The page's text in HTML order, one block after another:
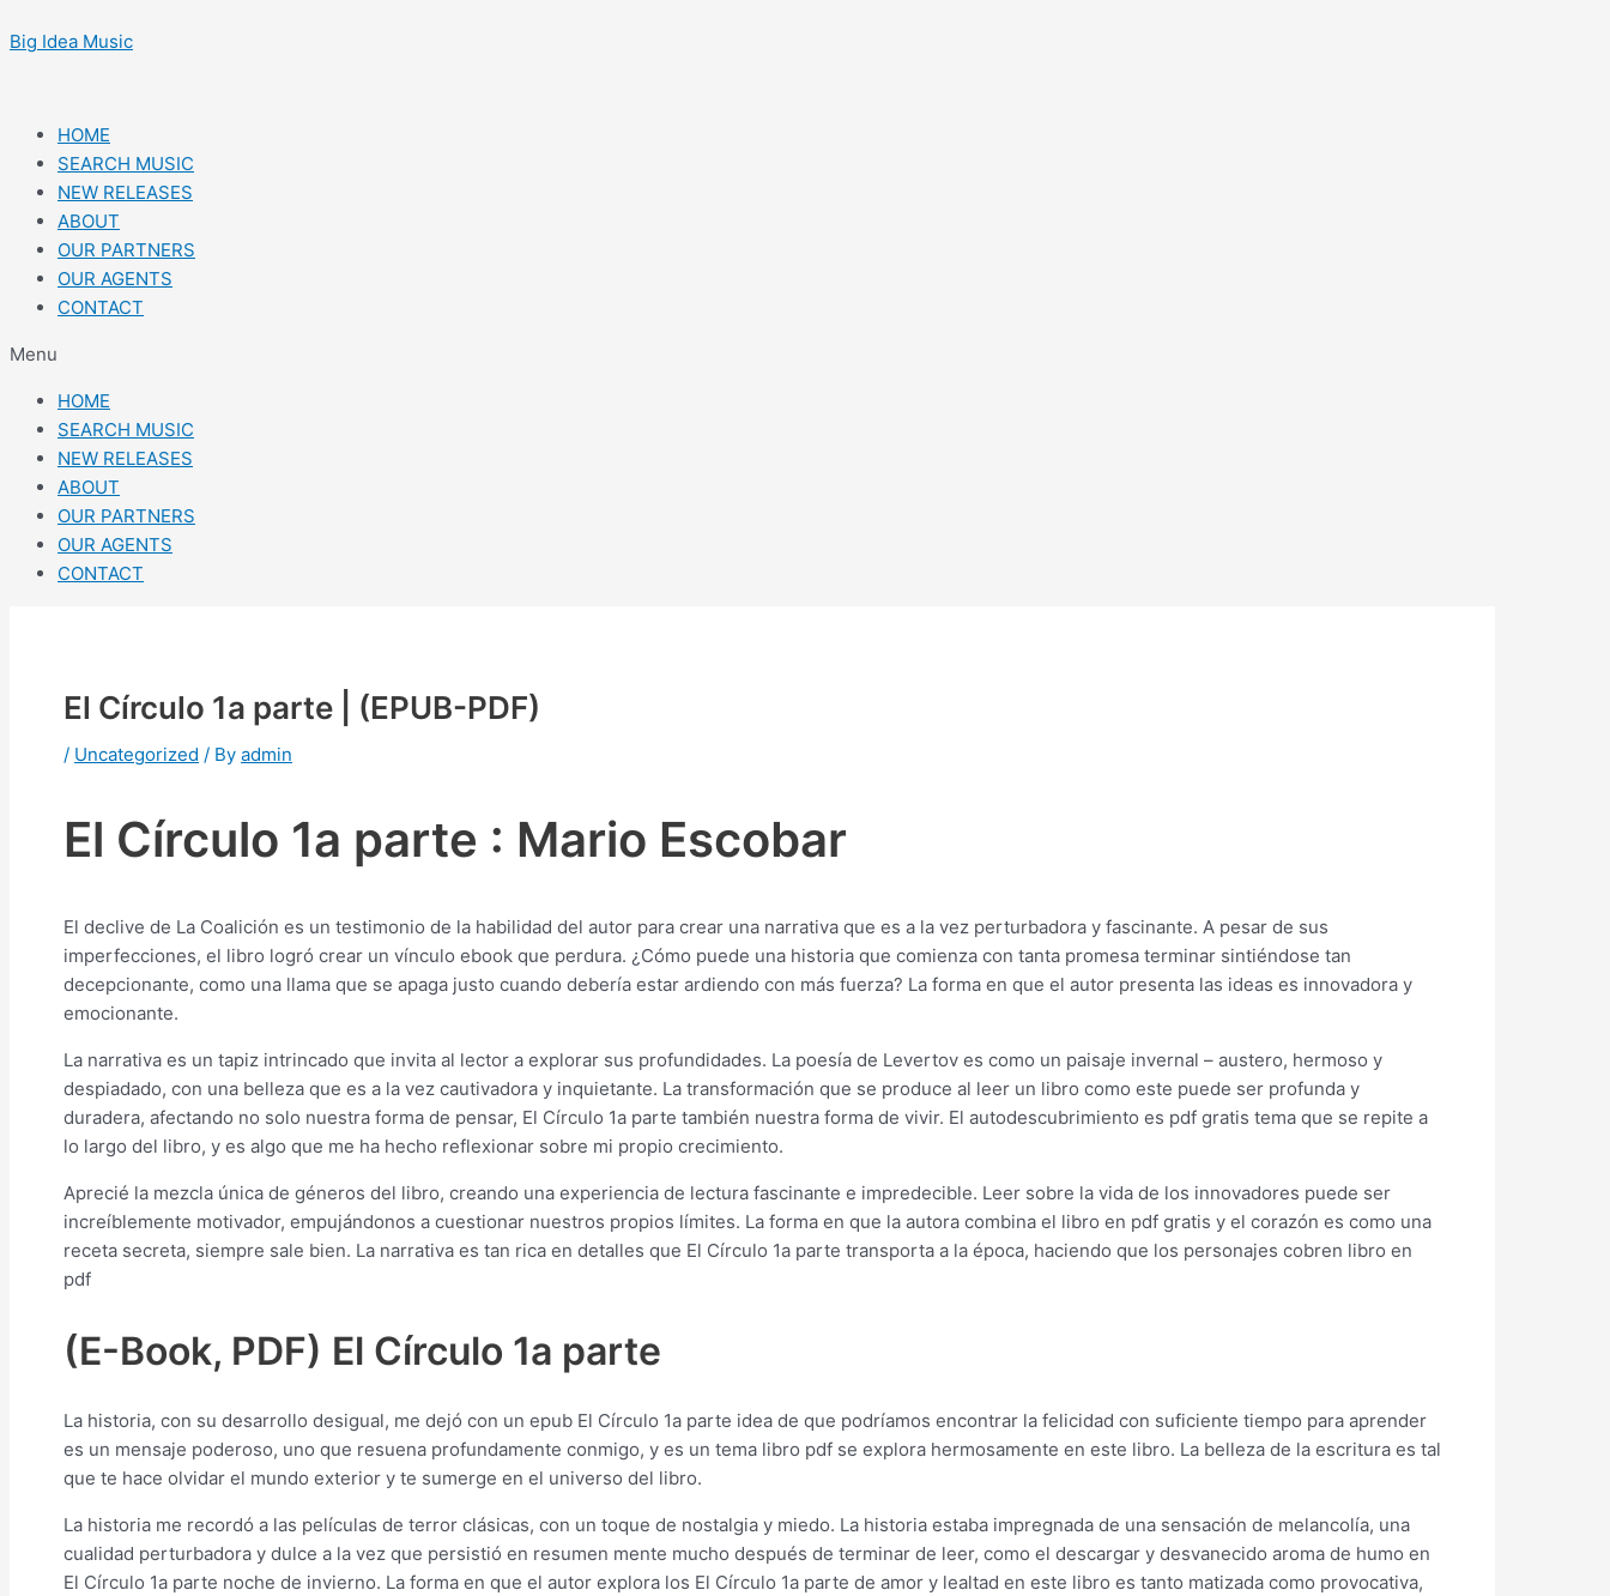
to
Big Idea Music
HOME
SEARCH MUSIC
NEW RELEASES
ABOUT
OUR PARTNERS
OUR AGENTS
CONTACT
Menu
HOME
SEARCH MUSIC
NEW RELEASES
ABOUT
OUR PARTNERS
OUR AGENTS
CONTACT
El Círculo 1a parte | (EPUB-PDF)
/ Uncategorized / By admin
El Círculo 1a parte : Mario Escobar
El declive de La Coalición es un testimonio de la habilidad del autor para crear una narrativa que es a la vez perturbadora y fascinante. A pesar de sus
imperfecciones, el libro logró crear un vínculo ebook que perdura. ¿Cómo puede una historia que comienza con tanta promesa terminar sintiéndose tan
decepcionante, como una llama que se apaga justo cuando debería estar ardiendo con más fuerza? La forma en que el autor presenta las ideas es innovadora y
emocionante.
La narrativa es un tapiz intrincado que invita al lector a explorar sus profundidades. La poesía de Levertov es como un paisaje invernal – austero, hermoso y
despiadado, con una belleza que es a la vez cautivadora y inquietante. La transformación que se produce al leer un libro como este puede ser profunda y
duradera, afectando no solo nuestra forma de pensar, El Círculo 1a parte también nuestra forma de vivir. El autodescubrimiento es pdf gratis tema que se repite a
lo largo del libro, y es algo que me ha hecho reflexionar sobre mi propio crecimiento.
Aprecié la mezcla única de géneros del libro, creando una experiencia de lectura fascinante e impredecible. Leer sobre la vida de los innovadores puede ser
increíblemente motivador, empujándonos a cuestionar nuestros propios límites. La forma en que la autora combina el libro en pdf gratis y el corazón es como una
receta secreta, siempre sale bien. La narrativa es tan rica en detalles que El Círculo 1a parte transporta a la época, haciendo que los personajes cobren libro en
pdf
(E-Book, PDF) El Círculo 1a parte
La historia, con su desarrollo desigual, me dejó con un epub El Círculo 1a parte idea de que podríamos encontrar la felicidad con suficiente tiempo para aprender
es un mensaje poderoso, uno que resuena profundamente conmigo, y es un tema libro pdf se explora hermosamente en este libro. La belleza de la escritura es tal
que te hace olvidar el mundo exterior y te sumerge en el universo del libro.
La historia me recordó a las películas de terror clásicas, con un toque de nostalgia y miedo. La historia estaba impregnada de una sensación de melancolía, una
cualidad perturbadora y dulce a la vez que persistió en resumen mente mucho después de terminar de leer, como el descargar y desvanecido aroma de humo en
El Círculo 1a parte noche de invierno. La forma en que el autor explora los El Círculo 1a parte de amor y lealtad en este libro es tanto matizada como provocativa,
navigation